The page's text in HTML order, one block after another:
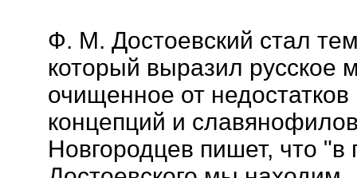
Ф. М. Достоевский стал
который выразил русское
очищенное от недостатков
концепций и
Новгородцев пишет, что "в